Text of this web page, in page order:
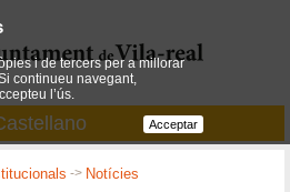
-> Notícies
i de tercers per a millorar
continueu navegant,
l’ús.
Acceptar